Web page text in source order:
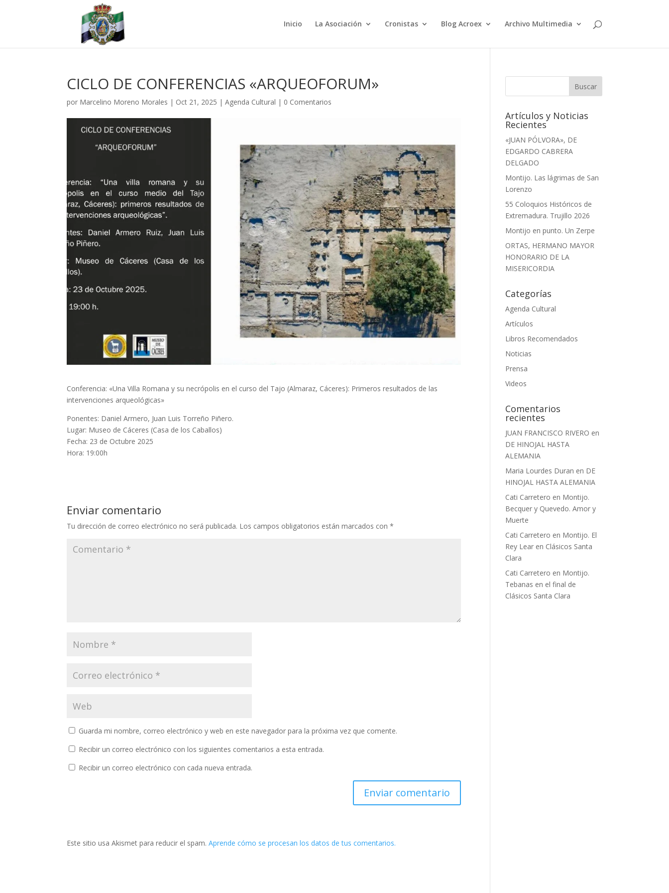
Inicio La Asociación Cronistas Blog Acroex Archivo Multimedia
CICLO DE CONFERENCIAS «ARQUEOFORUM»
por Marcelino Moreno Morales | Oct 21, 2025 |Agenda Cultural | 0 Comentarios
Conferencia: «Una Villa Romana y su necrópolis en el curso del Tajo (Almaraz, Cáceres): Primeros resultados de las
intervenciones arqueológicas»
Ponentes: Daniel Armero, Juan Luis Torreño Piñero.
Lugar: Museo de Cáceres (Casa de los Caballos)
Fecha: 23 de Octubre 2025
Hora: 19:00h
Enviar comentario
Tu dirección de correo electrónico no será publicada. Los campos obligatorios están marcados con*
Guarda mi nombre, correo electrónico y web en este navegador para la próxima vez que comente.
Recibir un correo electrónico con los siguientes comentarios a esta entrada.
Recibir un correo electrónico con cada nueva entrada.
Este sitio usa Akismet para reducir el spam.Aprende cómo se procesan los datos de tus comentarios.
Artículos y Noticias
Recientes
«JUAN PÓLVORA», DE
EDGARDO CABRERA
DELGADO
Montijo. Las lágrimas de San
Lorenzo
55 Coloquios Históricos de
Extremadura. Trujillo 2026
Montijo en punto. Un Zerpe
ORTAS, HERMANO MAYOR
HONORARIO DE LA
MISERICORDIA
Categorías
Agenda Cultural
Artículos
Libros Recomendados
Noticias
Prensa
Videos
Comentarios
recientes
JUAN FRANCISCO RIVERO en
DE HINOJAL HASTA
ALEMANIA
Maria Lourdes Duran en DE
HINOJAL HASTA ALEMANIA
Cati Carretero en Montijo.
Becquer y Quevedo. Amor y
Muerte
Cati Carretero en Montijo. El
Rey Lear en Clásicos Santa
Clara
Cati Carretero en Montijo.
Tebanas en el final de
Clásicos Santa Clara